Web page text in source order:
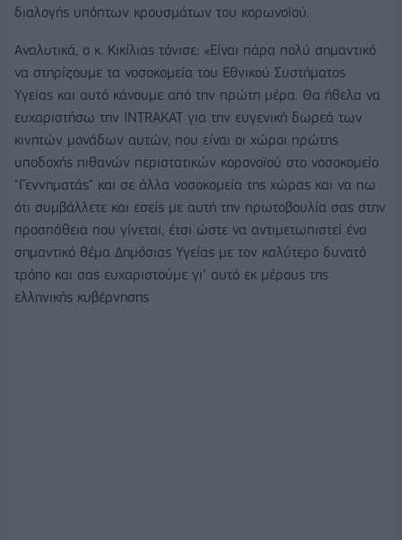
διαλογής υπόπτων κρουσμάτων του κορωνοϊού.
Αναλυτικά, ο κ. Κικίλιας τόνισε: «Είναι πάρα πολύ σημαντικό
να στηρίζουμε τα νοσοκομεία του Εθνικού Συστήματος
Υγείας και αυτό κάνουμε από την πρώτη μέρα. Θα ήθελα να
ευχαριστήσω την INTRAKAT για την ευγενική δωρεά των
κινητών μονάδων αυτών, που είναι οι χώροι πρώτης
υποδοχής πιθανών περιστατικών κορονοϊού στο νοσοκομείο
"Γεννηματάς" και σε άλλα νοσοκομεία της χώρας και να πω
ότι συμβάλλετε και εσείς με αυτή την πρωτοβουλία σας στην
προσπάθεια που γίνεται, έτσι ώστε να αντιμετωπιστεί ένα
σημαντικό θέμα Δημόσιας Υγείας με τον καλύτερο δυνατό
τρόπο και σας ευχαριστούμε γι’ αυτό εκ μέρους της
ελληνικής κυβέρνησης